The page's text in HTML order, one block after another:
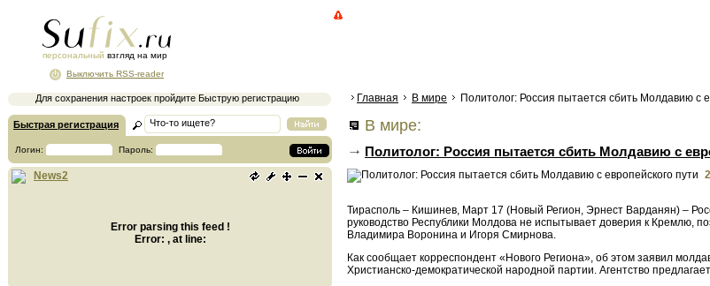
персональный взгляд на мир
Для сохранения настроек пройдите Быструю регистрацию
Выключить RSS-reader
Быстрая регистрация
Логин: Пароль:
News2
Error parsing this feed !
Error: , at line:
Главная В мире Политолог: Россия пытается сбить Молдавию с
В мире:
Политолог: Россия пытается сбить Молдавию с
Тирасполь – Кишинев, Март 17 (Новый Регион, Эрнест Варданян) –
руководство Республики Молдова не испытывает доверия к Кремлю,
Владимира Воронина и Игоря Смирнова.
Как сообщает корреспондент «Нового Региона», об этом заявил
Христианско-демократической народной партии. Агентство